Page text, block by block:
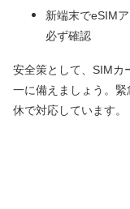
新端末でeSIM
必ず確認
安全策として、SIMカ
一に備えましょう。
休で対応しています。